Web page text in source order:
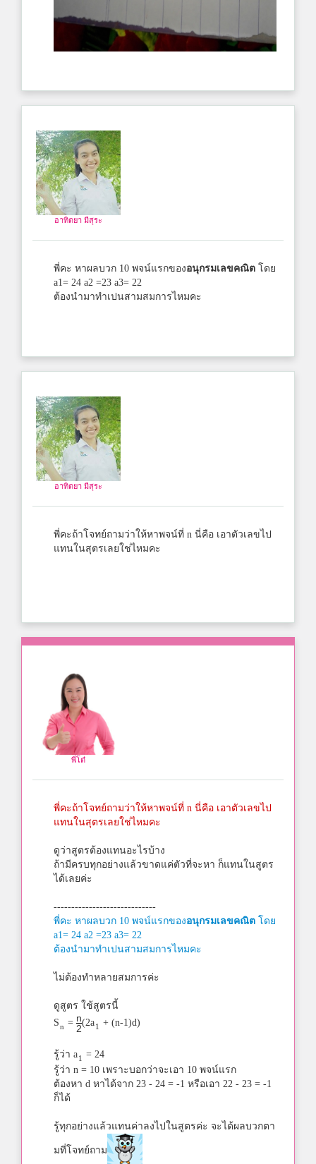
อาทิตยา มีสุระ
พี่คะ หาผลบวก 10 พจน์แรกของอนุกรมเลขคณิต โดย
a1= 24 a2 =23 a3= 22
ต้องนำมาทำเปนสามสมการไหมคะ
อาทิตยา มีสุระ
พี่คะถ้าโจทย์ถามว่าให้หาพจน์ที่ n นี่คือ เอาตัวเลขไป
แทนในสุตรเลยใช่ไหมคะ
พี่โต๋
พี่คะถ้าโจทย์ถามว่าให้หาพจน์ที่ n นี่คือ เอาตัวเลขไป
แทนในสุตรเลยใช่ไหมคะ
ดูว่าสูตรต้องแทนอะไรบ้าง
ถ้ามีครบทุกอย่างแล้วขาดแค่ตัวที่จะหา ก็แทนในสูตร
ได้เลยค่ะ
-----------------------------
พี่คะ หาผลบวก 10 พจน์แรกของอนุกรมเลขคณิต โดย
a1= 24 a2 =23 a3= 22
ต้องนำมาทำเปนสามสมการไหมคะ
ไม่ต้องทำหลายสมการค่ะ
ดูสูตร ใช้สูตรนี้
Sn = n
2
(2a1 + (n-1)d)
รู้ว่า a1
= 24
รู้ว่า n = 10 เพราะบอกว่าจะเอา 10 พจน์แรก
ต้องหา d หาได้จาก 23 - 24 = -1 หรือเอา 22 - 23 = -1
ก็ได้
รู้ทุกอย่างแล้วแทนค่าลงไปในสูตรค่ะ จะได้ผลบวกตา
มที่โจทย์ถาม